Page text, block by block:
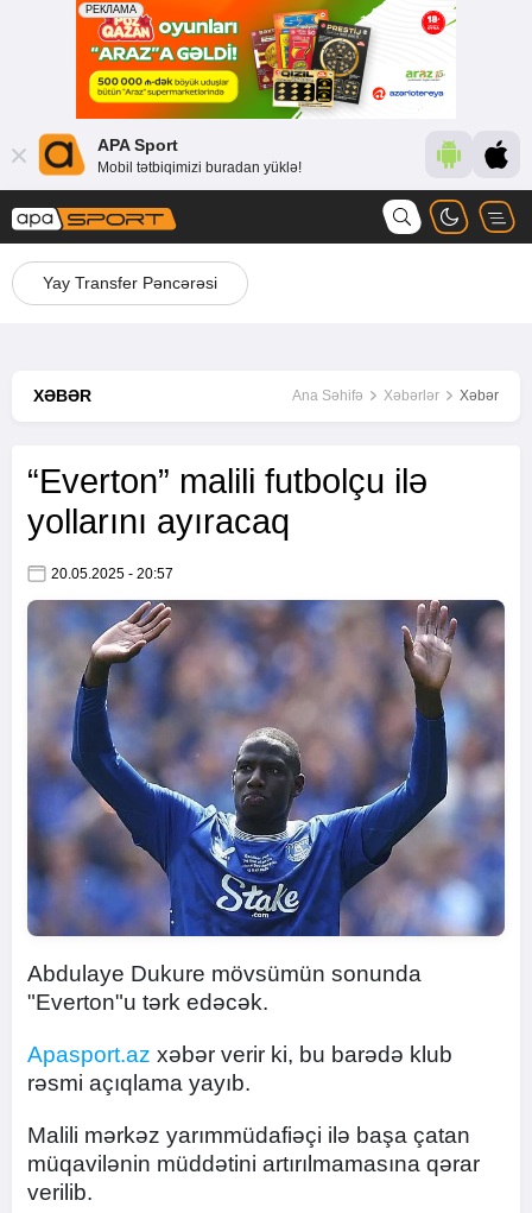
APA Sport
Mobil tətbiqimizi buradan yüklə!
Yay Transfer Pəncərəsi
XƏBƏR Ana Səhifə Xəbərlər Xəbər
“Everton” malili futbolçu ilə
yollarını ayıracaq
20.05.2025 - 20:57
Abdulaye Dukure mövsümün sonunda
"Everton"u tərk edəcək.
Apasport.az xəbər verir ki, bu barədə klub
rəsmi açıqlama yayıb.
Malili mərkəz yarımmüdafiəçi ilə başa çatan
müqavilənin müddətini artırılmamasına qərar
verilib.